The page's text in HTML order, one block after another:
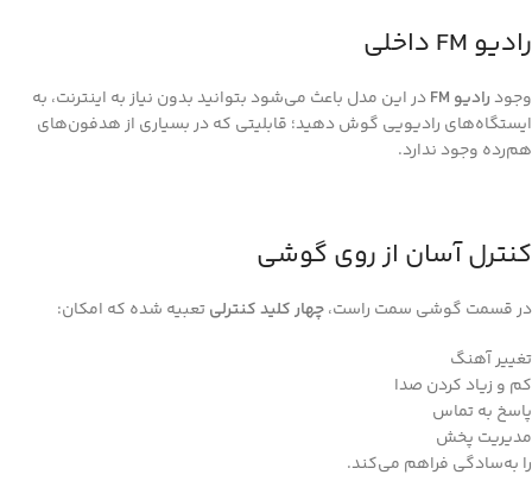
رادیو FM داخلی
وجودرادیو FM
در این مدل باعث می‌شود بتوانید بدون نیاز به اینترنت، به
ایستگاه‌های رادیویی گوش دهید؛ قابلیتی که در بسیاری از هدفون‌های
هم‌رده وجود ندارد.
کنترل آسان از روی گوشی
در قسمت گوشی سمت راست،چهار کلید کنترلیتعبیه شده که امکان:
تغییر آهنگ
کم و زیاد کردن صدا
پاسخ به تماس
مدیریت پخش
را به‌سادگی فراهم می‌کند.